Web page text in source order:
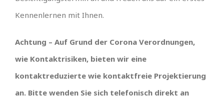
Kennenlernen mit Ihnen.
Achtung – Auf Grund der Corona Verordnungen,
wie Kontaktrisiken, bieten wir eine
kontaktreduzierte wie kontaktfreie Projektierung
an. Bitte wenden Sie sich telefonisch direkt an